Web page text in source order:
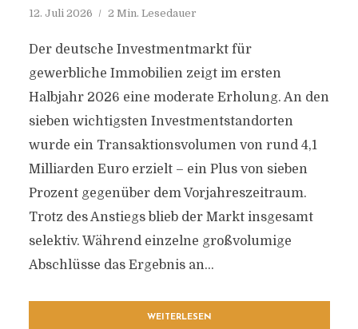
12. Juli 2026 2 Min. Lesedauer
Der deutsche Investmentmarkt für
gewerbliche Immobilien zeigt im ersten
Halbjahr 2026 eine moderate Erholung. An den
sieben wichtigsten Investmentstandorten
wurde ein Transaktionsvolumen von rund 4,1
Milliarden Euro erzielt – ein Plus von sieben
Prozent gegenüber dem Vorjahreszeitraum.
Trotz des Anstiegs blieb der Markt insgesamt
selektiv. Während einzelne großvolumige
Abschlüsse das Ergebnis an...
WEITERLESEN